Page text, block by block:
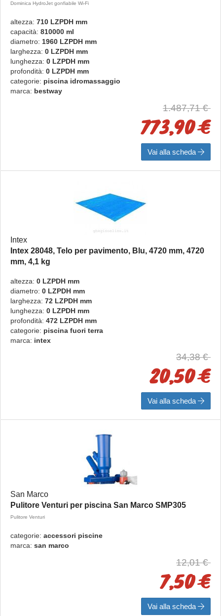
Dominica HydroJet gonfiabile Wi-Fi
altezza: 710 LZPDH mm
capacità: 810000 ml
diametro: 1960 LZPDH mm
larghezza: 0 LZPDH mm
lunghezza: 0 LZPDH mm
profondità: 0 LZPDH mm
categorie: piscina idromassaggio
marca: bestway
1.487,71 €
773,90 €
Vai alla scheda
Intex
Intex 28048, Telo per pavimento, Blu, 4720 mm, 4720
mm, 4,1 kg
altezza: 0 LZPDH mm
diametro: 0 LZPDH mm
larghezza: 72 LZPDH mm
lunghezza: 0 LZPDH mm
profondità: 472 LZPDH mm
categorie: piscina fuori terra
marca: intex
34,38 €
20,50 €
Vai alla scheda
San Marco
Pulitore Venturi per piscina San Marco SMP305
Pulitore Venturi
categorie: accessori piscine
marca: san marco
12,01 €
7,50 €
Vai alla scheda